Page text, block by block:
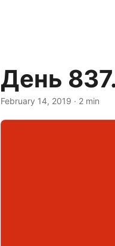
День
February 14, 2019 · 2 min